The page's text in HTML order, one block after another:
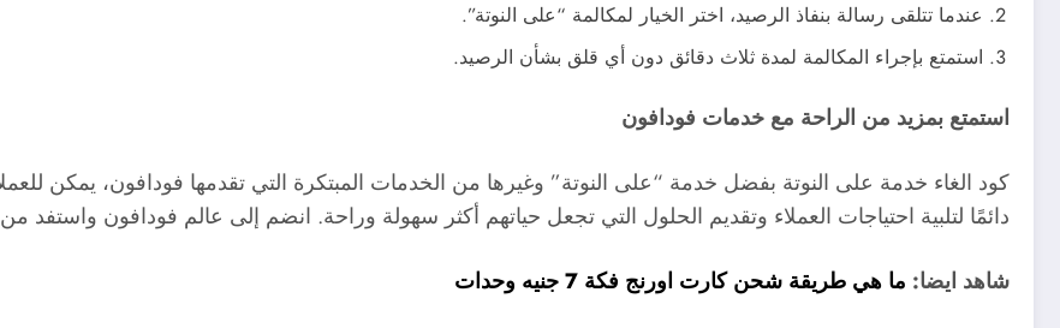
عندما تتلقى رسالة بنفاذ الرصيد، اختر الخيار لمكالمة “على النوتة”.
استمتع بإجراء المكالمة لمدة ثلاث دقائق دون أي قلق بشأن الرصيد.
استمتع بمزيد من الراحة مع خدمات فودافون
كود الغاء خدمة على النوتة بفضل خدمة “على النوتة” وغيرها من الخدمات المبتكرة التي تقدمها فودافون، يمكن
دائمًا لتلبية احتياجات العملاء وتقديم الحلول التي تجعل حياتهم أكثر سهولة وراحة. انضم إلى عالم فودافون واستفد
شاهد ايضا: ما هي طريقة شحن كارت اورنج فكة 7 جنيه وحدات